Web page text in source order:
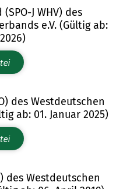
J WHV) des
e.V. (Gültig ab:
des Westdeutschen
ab: 01. Januar 2025)
des Westdeutschen